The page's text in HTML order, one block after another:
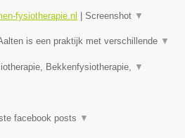
fysiotherapie.nl Screenshot ▼
is een praktijk met verschillende ▼
Bekkenfysiotherapie, ▼
facebook posts ▼